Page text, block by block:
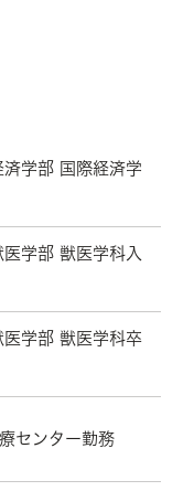
学部 国際経済学
学部 獣医学科入
学部 獣医学科卒
センター勤務